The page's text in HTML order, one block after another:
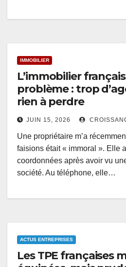
IMMOBILIER
L’immobilier
problème : trop
rien à perdre
JUIN 15, 2026
Une propriétaire m’a
faisions était « immoral ». Elle
coordonnées après avoir vu
société. Au téléphone, elle…
ACTUS ENTREPRISES
Les TPE françaises